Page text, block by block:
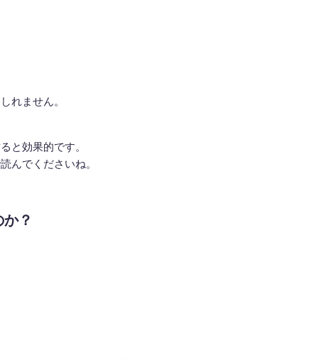
れません。
と効果的です。
んでくださいね。
？